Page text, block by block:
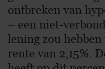
ontbreken van
– een niet-
lening zou
rente van 2,15%.